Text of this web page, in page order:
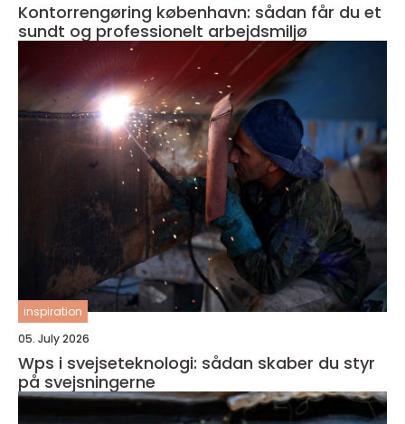
Kontorrengøring københavn: sådan får du et
sundt og professionelt arbejdsmiljø
inspiration
05. July 2026
Wps i svejseteknologi: sådan skaber du styr
på svejsningerne